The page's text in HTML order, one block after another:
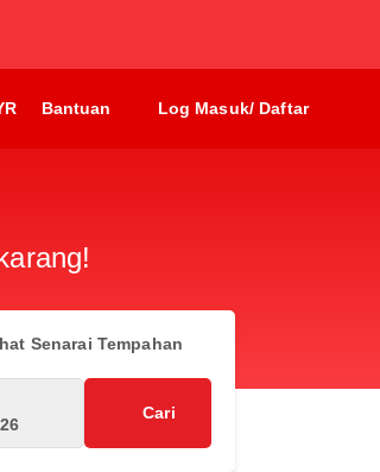
Bantuan Log Masuk/ Daftar
Senarai Tempahan
Cari